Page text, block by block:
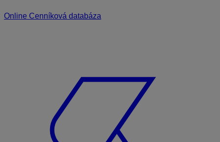
Online Cenníková databáza